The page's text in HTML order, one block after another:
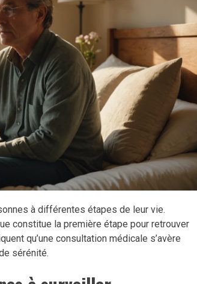
à différentes étapes de leur vie.
constitue la première étape pour retrouver
qu’une consultation médicale s’avère
sérénité.